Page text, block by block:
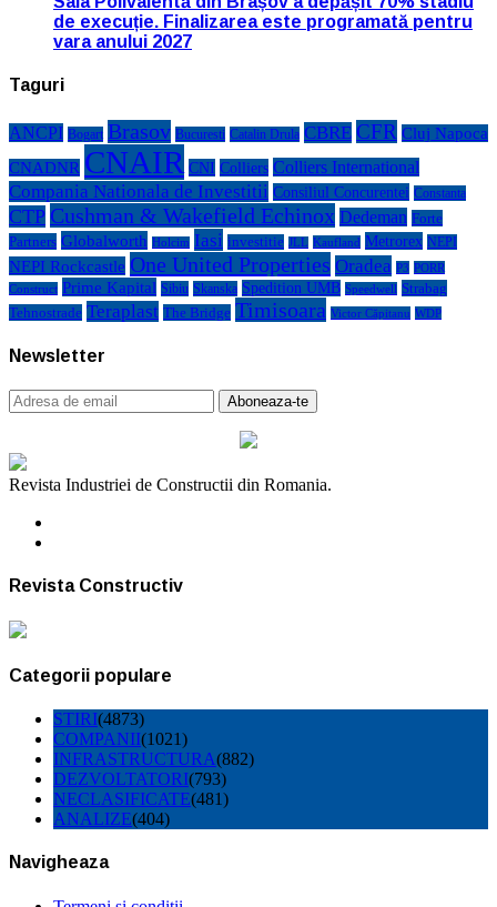
de execuție. Finalizarea este programată pentru
vara anului 2027
Taguri
ANCPI Bogart Brasov Bucuresti Catalin Drula CBRE CFR Cluj Napoca
CNADNR CNAIR CNI Colliers Colliers International
Compania Nationala de Investitii Consiliul Concurentei Constanta
CTP Cushman & Wakefield Echinox Dedeman Forte
Partners Globalworth Holcim Iasi investitie JLL Kaufland Metrorex NEPI
NEPI Rockcastle One United Properties Oradea P3 PORR
Construct Prime Kapital Sibiu Skanska Spedition UMB Speedwell Strabag
Tehnostrade Teraplast The Bridge Timisoara Victor Căpitanu WDP
Newsletter
Revista Industriei de Constructii din Romania.
Revista Constructiv
Categorii populare
STIRI(4873)
COMPANII(1021)
INFRASTRUCTURA(882)
DEZVOLTATORI(793)
NECLASIFICATE(481)
ANALIZE(404)
Navigheaza